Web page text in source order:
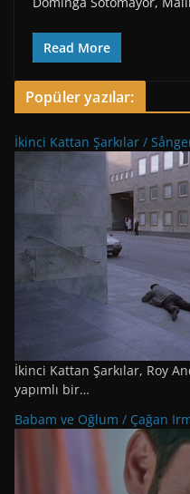
Read More
Popüler yazılar:
İkinci Kattan Şarkılar /
İkinci Kattan Şarkılar, Roy
yapımlı bir…
Babam ve Oğlum / Çağan